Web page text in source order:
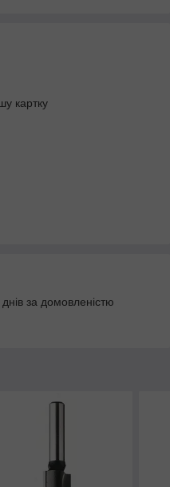
картку
за домовленістю